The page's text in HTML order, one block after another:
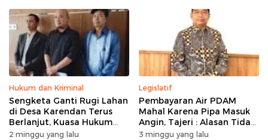
Hukum dan Kriminal
Sengketa Ganti Rugi Lahan
di Desa Karendan Terus
Berlanjut, Kuasa Hukum
Ajukan Kasasi
2 minggu yang lalu
Legislatif
Pembayaran Air PDAM
Mahal Karena Pipa Masuk
Angin, Tajeri : Alasan Tidak
Masuk Akal
3 minggu yang lalu